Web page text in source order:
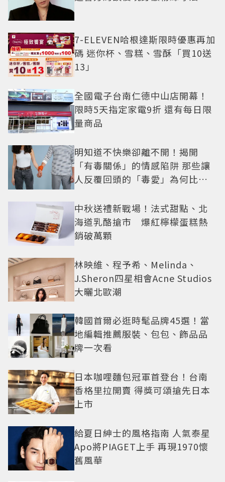
7-ELEVEN哈根達斯限時優惠再加
碼 迷你杯、雪糕、雪酥「買10送
13」
全國電子台南仁德中山店開幕！
限時5天指定家電9折 還有每日限
量商品
明知道不快樂卻離不開！揭開
「有毒關係」的情感陷阱 那些讓
人反覆回頭的「毒愛」為何比菸
中秋送禮新戰場！法式甜點、北
海道乳酪搶市 爆紅檸檬蛋糕熱
銷破萬顆
林映維、程予希、Melinda、
J.Sheron四星相會Acne Studios
大曬北歐潮
韓國首爾必逛時髦品牌45選！當
地編輯推薦服裝、包包、飾品品
牌一次看
日本咖哩麵包冠軍首登台！台南
香格里拉開賣 得獎可頌搶先日本
上市
給夏日紳士的風格指南 人氣泰星
Apo將PIAGET上手 再現1970懷
舊風華